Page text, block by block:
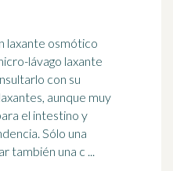
laxante osmótico
lávago laxante
aunque muy
el intestino y
Sólo una
también una c ...